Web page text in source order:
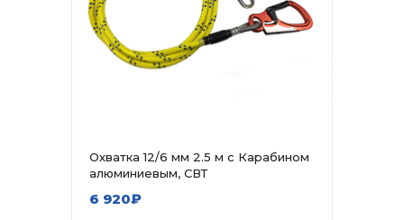
Охватка 12/6 мм 2.5 м с Карабином
алюминиевым, СВТ
6 920₽